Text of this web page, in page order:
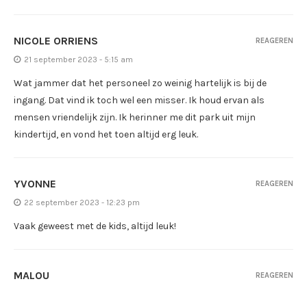
NICOLE ORRIENS
21 september 2023 - 5:15 am
Wat jammer dat het personeel zo weinig hartelijk is bij de
ingang. Dat vind ik toch wel een misser. Ik houd ervan als
mensen vriendelijk zijn. Ik herinner me dit park uit mijn
kindertijd, en vond het toen altijd erg leuk.
REAGEREN
YVONNE
22 september 2023 - 12:23 pm
Vaak geweest met de kids, altijd leuk!
REAGEREN
MALOU REAGEREN